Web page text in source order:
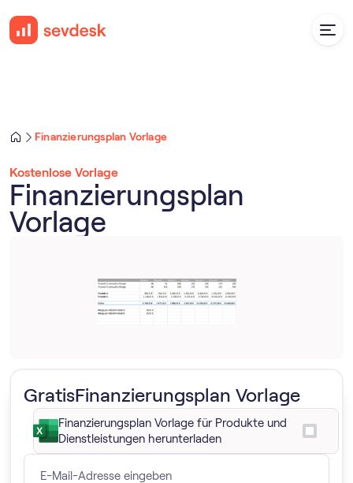
Finanzierungsplan Vorlage
Kostenlose Vorlage
Finanzierungsplan
Vorlage
GratisFinanzierungsplan Vorlage
Finanzierungsplan Vorlage für Produkte und
Dienstleistungen herunterladen